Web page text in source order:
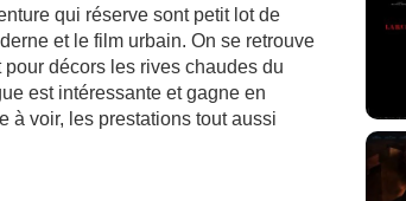
qui réserve sont petit lot de
et le film urbain. On se retrouve
décors les rives chaudes du
est intéressante et gagne en
à voir, les prestations tout aussi